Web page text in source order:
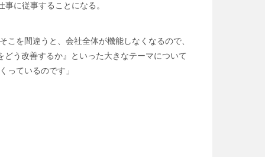
に従事することになる。
を間違うと、会社全体が機能しなくなるので、
う改善するか』といった大きなテーマについて
っているのです」